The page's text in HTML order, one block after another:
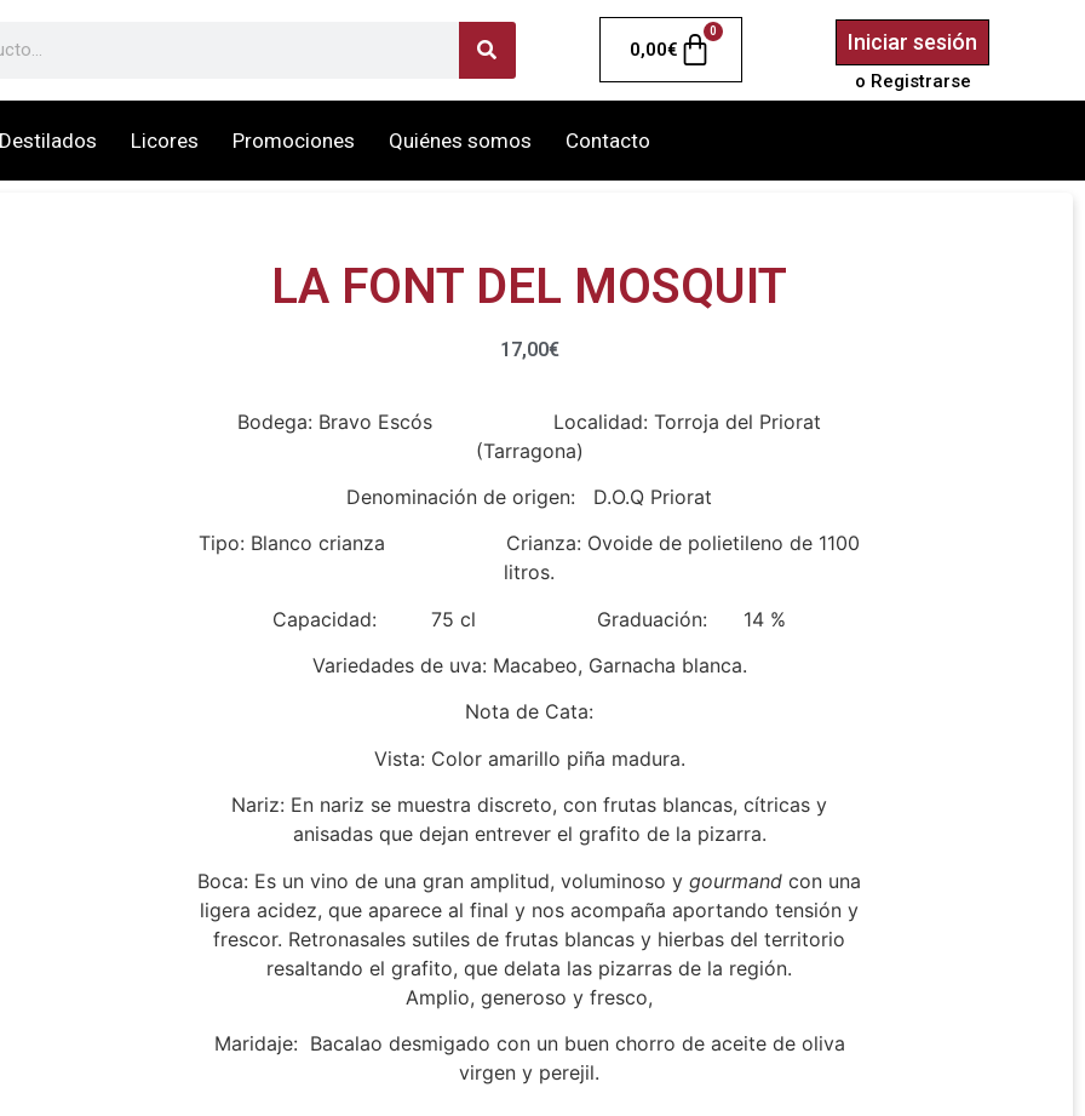
0,00€
0 Iniciar sesión
o Registrarse
Licores Promociones Quiénes somos Contacto
LA FONT DEL MOSQUIT
17,00€
Bodega: Bravo Escós Localidad: Torroja del Priorat
(Tarragona)
Denominación de origen: D.O.Q Priorat
Tipo: Blanco crianza Crianza: Ovoide de polietileno de 1100
litros.
Capacidad: 75 cl Graduación: 14 %
Variedades de uva: Macabeo, Garnacha blanca.
Nota de Cata:
Vista: Color amarillo piña madura.
Nariz: En nariz se muestra discreto, con frutas blancas, cítricas y
anisadas que dejan entrever el grafito de la pizarra.
Boca: Es un vino de una gran amplitud, voluminoso y gourmand con una
ligera acidez, que aparece al final y nos acompaña aportando tensión y
frescor. Retronasales sutiles de frutas blancas y hierbas del territorio
resaltando el grafito, que delata las pizarras de la región.
Amplio, generoso y fresco,
Maridaje: Bacalao desmigado con un buen chorro de aceite de oliva
virgen y perejil.